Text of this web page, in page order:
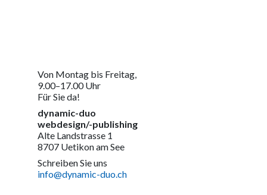
Von Montag bis Freitag,
9.00–17.00 Uhr
Für Sie da!
dynamic-duo
webdesign/-publishing
Alte Landstrasse 1
8707 Uetikon am See
Schreiben Sie uns
info@dynamic-duo.ch